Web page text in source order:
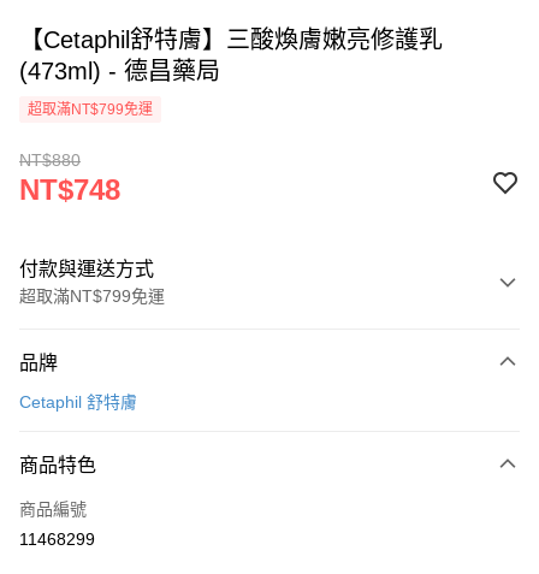
【Cetaphil舒特膚】三酸煥膚嫩亮修護乳
(473ml) - 德昌藥局
超取滿NT$799免運
NT$880
NT$748
付款與運送方式
超取滿NT$799免運
信用卡一次付款
3 期 0 利率 每期
合作金庫商業銀行
上海商業儲蓄銀行
合作金庫商業銀行
超商取貨付款
品牌
Cetaphil 舒特膚
商品特色
商品編號
11468299